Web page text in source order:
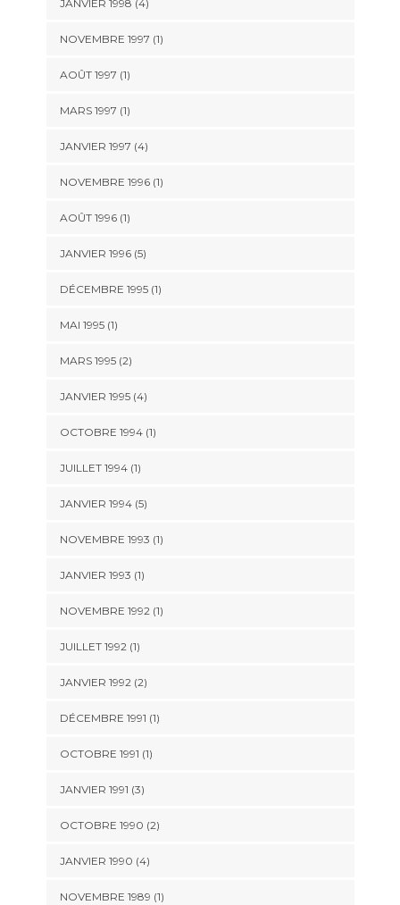
JANVIER 1998 (4)
NOVEMBRE 1997 (1)
AOÛT 1997 (1)
MARS 1997 (1)
JANVIER 1997 (4)
NOVEMBRE 1996 (1)
AOÛT 1996 (1)
JANVIER 1996 (5)
DÉCEMBRE 1995 (1)
MAI 1995 (1)
MARS 1995 (2)
JANVIER 1995 (4)
OCTOBRE 1994 (1)
JUILLET 1994 (1)
JANVIER 1994 (5)
NOVEMBRE 1993 (1)
JANVIER 1993 (1)
NOVEMBRE 1992 (1)
JUILLET 1992 (1)
JANVIER 1992 (2)
DÉCEMBRE 1991 (1)
OCTOBRE 1991 (1)
JANVIER 1991 (3)
OCTOBRE 1990 (2)
JANVIER 1990 (4)
NOVEMBRE 1989 (1)